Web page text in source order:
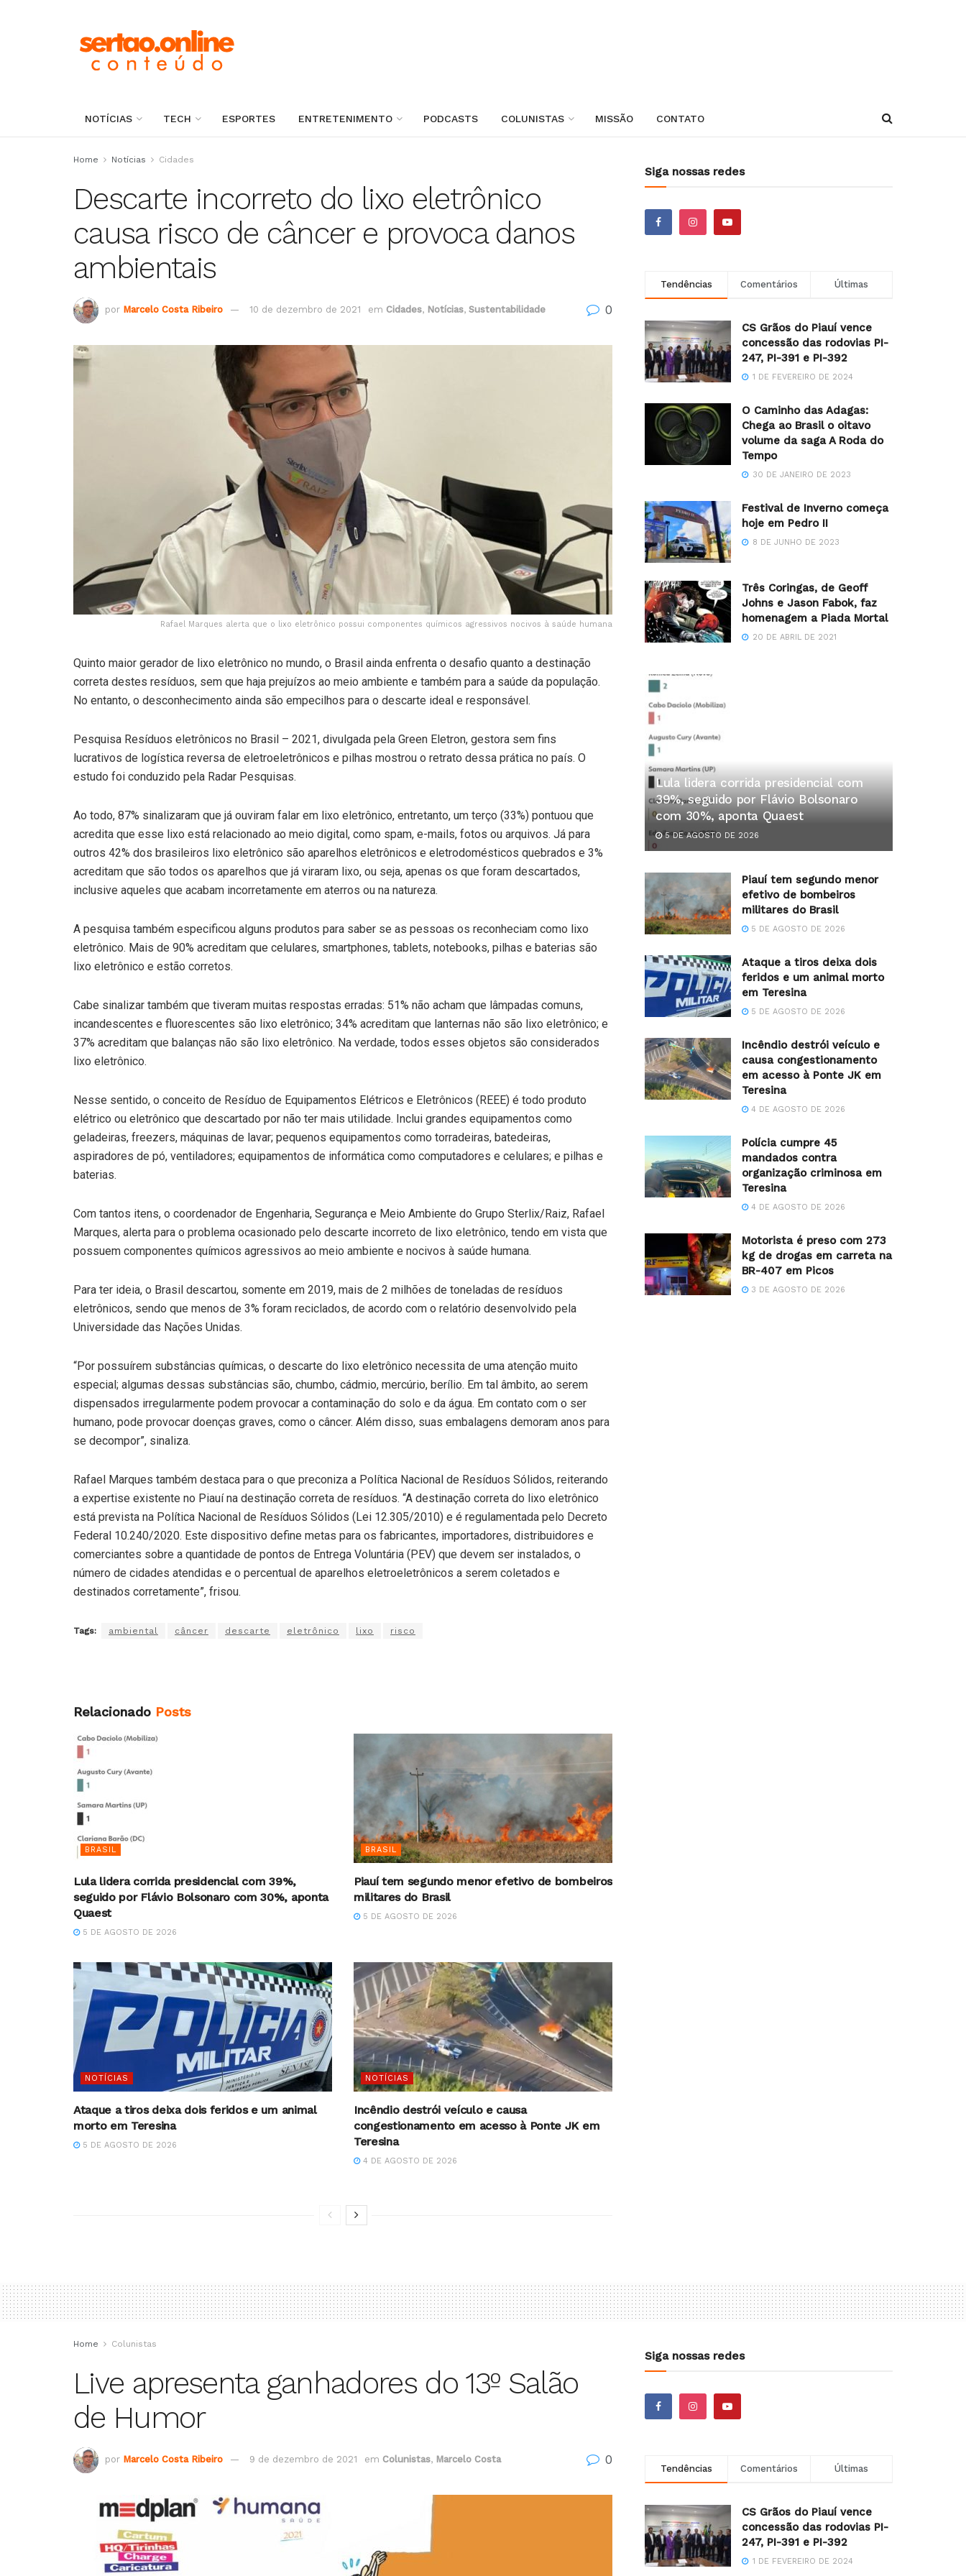
NOTÍCIAS TECH ESPORTES ENTRETENIMENTO PODCASTS COLUNISTAS MISSÃO CONTATO
Home Notícias Cidades
Descarte incorreto do lixo eletrônico
causa risco de câncer e provoca danos
ambientais
por Marcelo Costa Ribeiro 10 de dezembro de 2021 em Cidades, Notícias, Sustentabilidade 0
Rafael Marques alerta que o lixo eletrônico possui componentes químicos agressivos nocivos à saúde humana
Quinto maior gerador de lixo eletrônico no mundo, o Brasil ainda enfrenta o desafio quanto a destinação
correta destes resíduos, sem que haja prejuízos ao meio ambiente e também para a saúde da população.
No entanto, o desconhecimento ainda são empecilhos para o descarte ideal e responsável.
Pesquisa Resíduos eletrônicos no Brasil – 2021, divulgada pela Green Eletron, gestora sem fins
lucrativos de logística reversa de eletroeletrônicos e pilhas mostrou o retrato dessa prática no país. O
estudo foi conduzido pela Radar Pesquisas.
Ao todo, 87% sinalizaram que já ouviram falar em lixo eletrônico, entretanto, um terço (33%) pontuou que
acredita que esse lixo está relacionado ao meio digital, como spam, e-mails, fotos ou arquivos. Já para
outros 42% dos brasileiros lixo eletrônico são aparelhos eletrônicos e eletrodomésticos quebrados e 3%
acreditam que são todos os aparelhos que já viraram lixo, ou seja, apenas os que foram descartados,
inclusive aqueles que acabam incorretamente em aterros ou na natureza.
A pesquisa também especificou alguns produtos para saber se as pessoas os reconheciam como lixo
eletrônico. Mais de 90% acreditam que celulares, smartphones, tablets, notebooks, pilhas e baterias são
lixo eletrônico e estão corretos.
Cabe sinalizar também que tiveram muitas respostas erradas: 51% não acham que lâmpadas comuns,
incandescentes e fluorescentes são lixo eletrônico; 34% acreditam que lanternas não são lixo eletrônico; e
37% acreditam que balanças não são lixo eletrônico. Na verdade, todos esses objetos são considerados
lixo eletrônico.
Nesse sentido, o conceito de Resíduo de Equipamentos Elétricos e Eletrônicos (REEE) é todo produto
elétrico ou eletrônico que descartado por não ter mais utilidade. Inclui grandes equipamentos como
geladeiras, freezers, máquinas de lavar; pequenos equipamentos como torradeiras, batedeiras,
aspiradores de pó, ventiladores; equipamentos de informática como computadores e celulares; e pilhas e
baterias.
Com tantos itens, o coordenador de Engenharia, Segurança e Meio Ambiente do Grupo Sterlix/Raiz, Rafael
Marques, alerta para o problema ocasionado pelo descarte incorreto de lixo eletrônico, tendo em vista que
possuem componentes químicos agressivos ao meio ambiente e nocivos à saúde humana.
Para ter ideia, o Brasil descartou, somente em 2019, mais de 2 milhões de toneladas de resíduos
eletrônicos, sendo que menos de 3% foram reciclados, de acordo com o relatório desenvolvido pela
Universidade das Nações Unidas.
“Por possuírem substâncias químicas, o descarte do lixo eletrônico necessita de uma atenção muito
especial; algumas dessas substâncias são, chumbo, cádmio, mercúrio, berílio. Em tal âmbito, ao serem
dispensados irregularmente podem provocar a contaminação do solo e da água. Em contato com o ser
humano, pode provocar doenças graves, como o câncer. Além disso, suas embalagens demoram anos para
se decompor”, sinaliza.
Rafael Marques também destaca para o que preconiza a Política Nacional de Resíduos Sólidos, reiterando
a expertise existente no Piauí na destinação correta de resíduos. “A destinação correta do lixo eletrônico
está prevista na Política Nacional de Resíduos Sólidos (Lei 12.305/2010) e é regulamentada pelo Decreto
Federal 10.240/2020. Este dispositivo define metas para os fabricantes, importadores, distribuidores e
comerciantes sobre a quantidade de pontos de Entrega Voluntária (PEV) que devem ser instalados, o
número de cidades atendidas e o percentual de aparelhos eletroeletrônicos a serem coletados e
destinados corretamente”, frisou.
Tags: ambiental câncer descarte eletrônico lixo risco
Relacionado Posts
BRASIL
Lula lidera corrida presidencial com 39%,
seguido por Flávio Bolsonaro com 30%, aponta
Quaest
5 DE AGOSTO DE 2026
BRASIL
Piauí tem segundo menor efetivo de bombeiros
militares do Brasil
5 DE AGOSTO DE 2026
NOTÍCIAS
Ataque a tiros deixa dois feridos e um animal
morto em Teresina
5 DE AGOSTO DE 2026
NOTÍCIAS
Incêndio destrói veículo e causa
congestionamento em acesso à Ponte JK em
Teresina
4 DE AGOSTO DE 2026
Siga nossas redes
Tendências Comentários Últimas
CS Grãos do Piauí vence
concessão das rodovias PI-
247, PI-391 e PI-392
1 DE FEVEREIRO DE 2024
O Caminho das Adagas:
Chega ao Brasil o oitavo
volume da saga A Roda do
Tempo
30 DE JANEIRO DE 2023
Festival de Inverno começa
hoje em Pedro II
8 DE JUNHO DE 2023
Três Coringas, de Geoff
Johns e Jason Fabok, faz
homenagem a Piada Mortal
20 DE ABRIL DE 2021
Lula lidera corrida presidencial com
39%, seguido por Flávio Bolsonaro
com 30%, aponta Quaest
5 DE AGOSTO DE 2026
Piauí tem segundo menor
efetivo de bombeiros
militares do Brasil
5 DE AGOSTO DE 2026
Ataque a tiros deixa dois
feridos e um animal morto
em Teresina
5 DE AGOSTO DE 2026
Incêndio destrói veículo e
causa congestionamento
em acesso à Ponte JK em
Teresina
4 DE AGOSTO DE 2026
Polícia cumpre 45
mandados contra
organização criminosa em
Teresina
4 DE AGOSTO DE 2026
Motorista é preso com 273
kg de drogas em carreta na
BR-407 em Picos
3 DE AGOSTO DE 2026
Home Colunistas
Live apresenta ganhadores do 13º Salão
de Humor
por Marcelo Costa Ribeiro 9 de dezembro de 2021 em Colunistas, Marcelo Costa 0
Siga nossas redes
Tendências Comentários Últimas
CS Grãos do Piauí vence
concessão das rodovias PI-
247, PI-391 e PI-392
1 DE FEVEREIRO DE 2024